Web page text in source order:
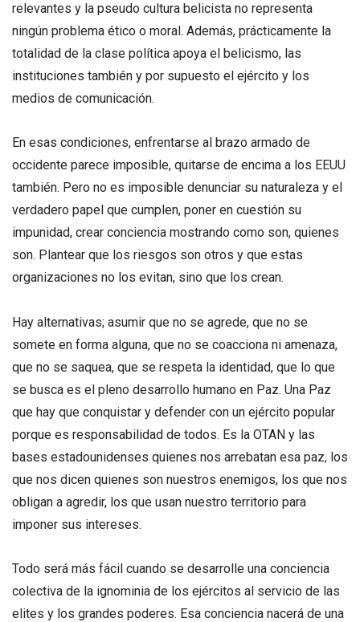
relevantes y la pseudo cultura belicista no representa
ningún problema ético o moral. Además, prácticamente la
totalidad de la clase política apoya el belicismo, las
instituciones también y por supuesto el ejército y los
medios de comunicación.
En esas condiciones, enfrentarse al brazo armado de
occidente parece imposible, quitarse de encima a los EEUU
también. Pero no es imposible denunciar su naturaleza y el
verdadero papel que cumplen, poner en cuestión su
impunidad, crear conciencia mostrando como son, quienes
son. Plantear que los riesgos son otros y que estas
organizaciones no los evitan, sino que los crean.
Hay alternativas; asumir que no se agrede, que no se
somete en forma alguna, que no se coacciona ni amenaza,
que no se saquea, que se respeta la identidad, que lo que
se busca es el pleno desarrollo humano en Paz. Una Paz
que hay que conquistar y defender con un ejército popular
porque es responsabilidad de todos. Es la OTAN y las
bases estadounidenses quienes nos arrebatan esa paz, los
que nos dicen quienes son nuestros enemigos, los que nos
obligan a agredir, los que usan nuestro territorio para
imponer sus intereses.
Todo será más fácil cuando se desarrolle una conciencia
colectiva de la ignominia de los ejércitos al servicio de las
elites y los grandes poderes. Esa conciencia nacerá de una